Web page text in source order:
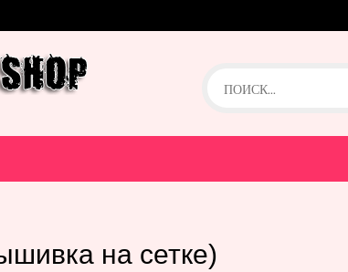
на сетке)